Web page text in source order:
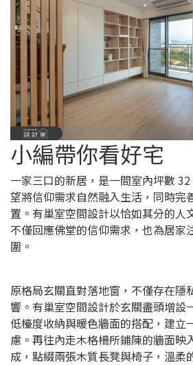
小編帶你看好宅
一家三口的新居，是一間室內坪數
望將信仰需求自然融入生活，同時完
置。有巢室空間設計以恰如其分的人
不僅回應佛堂的信仰需求，也為居家
圍。
原格局玄關直對落地窗，不僅存在隱
響。有巢室空間設計於玄關盡頭增設
低檯度收納與暖色牆面的搭配，建立
慮。再往內走木格柵所鋪陳的牆面映
成，點綴兩張木質長凳與椅子，溫柔